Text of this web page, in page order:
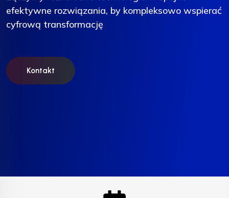
efektywne rozwiązania, by kompleksowo wspierać
cyfrową transformację
Kontakt
efektywne rozwiązania, by kompleksowo wspierać
cyfrową transformację
Kontakt
efektywne rozwiązania, by kompleksowo wspierać
cyfrową transformację
Kontakt